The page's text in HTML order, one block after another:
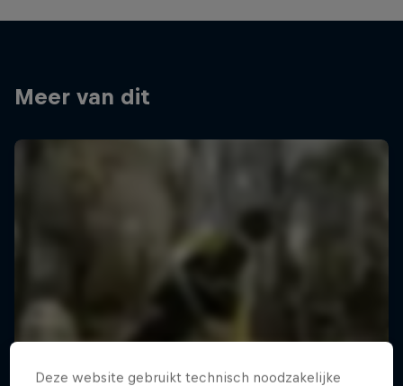
Meer van dit
Deze website gebruikt technisch noodzakelijke